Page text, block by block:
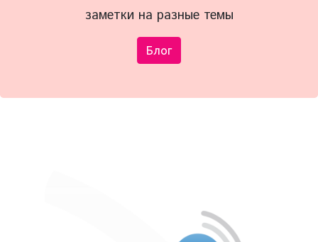
заметки на разные темы
Блог